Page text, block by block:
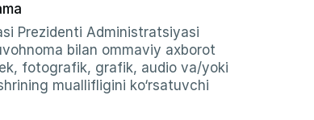
Prezidenti Administratsiyasi
bilan ommaviy axborot
fotografik, grafik, audio va/yoki
muallifligini ko‘rsatuvchi